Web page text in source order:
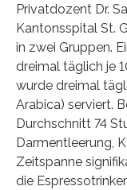
Privatdozent Dr.
Kantonsspital St.
in zwei Gruppen.
dreimal täglich je
wurde dreimal
Arabica) serviert.
Durchschnitt 74
Darmentleerung,
Zeitspanne
die